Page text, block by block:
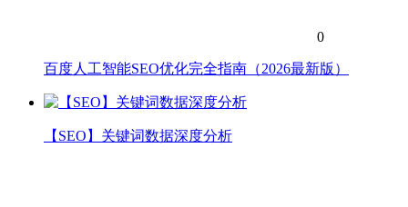
0
百度人工智能SEO优化完全指南（2026最新版）
【SEO】关键词数据深度分析